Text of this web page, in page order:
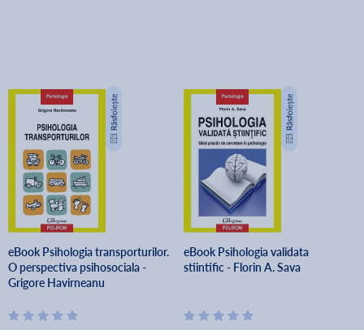
eBook Psihologia transporturilor.
O perspectiva psihosociala -
Grigore Havirneanu
eBook Psihologia validata
stiintific - Florin A. Sava